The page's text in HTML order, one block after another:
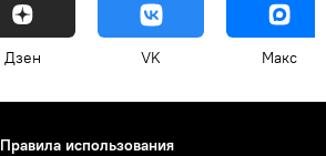
Дзен VK Макс
Правила использования